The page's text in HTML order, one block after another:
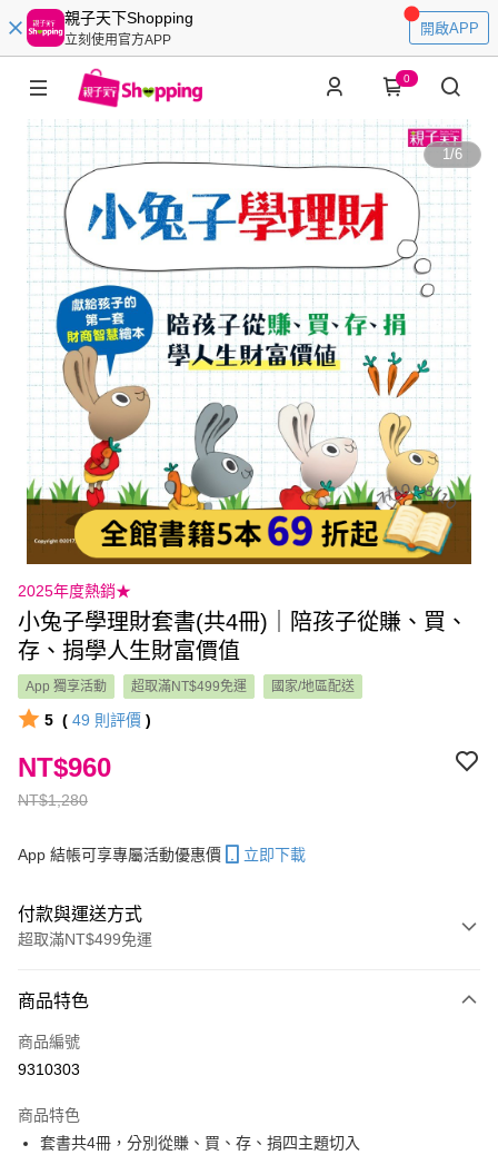
親子天下Shopping
立刻使用官方APP
開啟APP
0
1/6
2025年度熱銷★
小兔子學理財套書(共4冊)｜陪孩子從賺、買、
存、捐學人生財富價值
App 獨享活動 超取滿NT$499免運 國家/地區配送
5 ( 49 則評價 )
NT$1,280
NT$960
App 結帳可享專屬活動優惠價 立即下載
付款與運送方式
超取滿NT$499免運
信用卡一次付款
LINE Pay
大哥付你分期
商品特色
商品編號
9310303
商品特色
套書共4冊，分別從賺、買、存、捐四主題切入